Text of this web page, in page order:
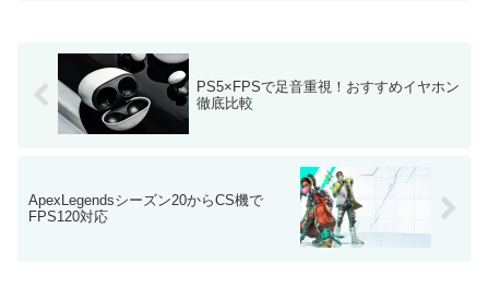
PS5×FPSで足音重視！おすすめイヤホン
徹底比較
ApexLegendsシーズン20からCS機で
FPS120対応